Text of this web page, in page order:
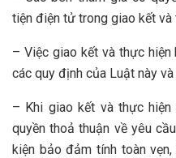
tiện điện tử trong giao kết và
– Việc giao kết và thực
các quy định của Luật này
– Khi giao kết và thực
quyền thoả thuận về yêu
kiện bảo đảm tính toàn